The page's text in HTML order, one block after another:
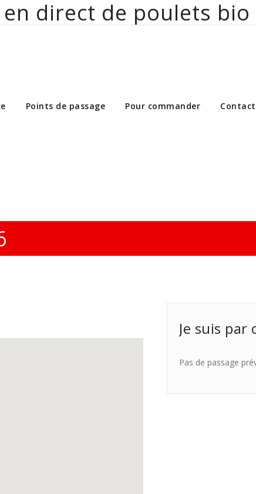
direct de poulets bio
bio aux particuliers et
Points de passage Pour commander
Je suis par
Pas de passage